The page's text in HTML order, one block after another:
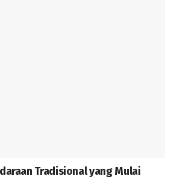
Tradisional yang Mulai